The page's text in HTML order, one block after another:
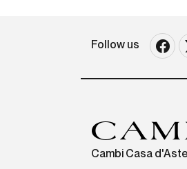
Follow us
Cambi Casa d'Aste